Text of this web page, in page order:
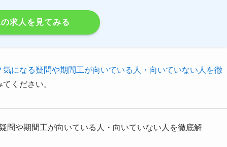
求人を見てみる
気になる疑問や期間工が向いている人・向いていない人を徹
ください。
問や期間工が向いている人・向いていない人を徹底解